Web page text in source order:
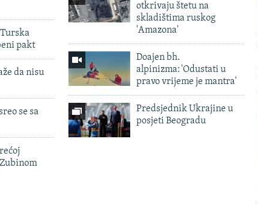
pakt
da nisu
se sa
otkrivaju štetu na
skladištima ruskog
'Amazona'
Doajen bh.
alpinizma: 'Odustati u
pravo vrijeme je mantra'
Predsjednik Ukrajine u
posjeti Beogradu